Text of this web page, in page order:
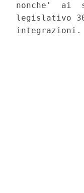
nonche'  ai
legislativo